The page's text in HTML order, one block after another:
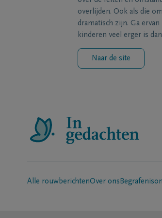
overlijden. Ook als die
dramatisch zijn. Ga
kinderen veel erger is
Naar de site
Alle rouwberichtenOver ons